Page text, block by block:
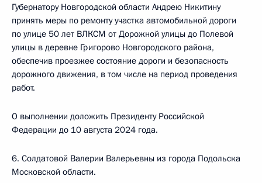
Губернатору Новгородской области Андрею Никитину
принять меры по ремонту участка автомобильной дороги
по улице 50 лет ВЛКСМ от Дорожной улицы до Полевой
улицы в деревне Григорово Новгородского района,
обеспечив проезжее состояние дороги и безопасность
дорожного движения, в том числе на период проведения
работ.
О выполнении доложить Президенту Российской
Федерации до 10 августа 2024 года.
6. Солдатовой Валерии Валерьевны из города Подольска
Московской области.